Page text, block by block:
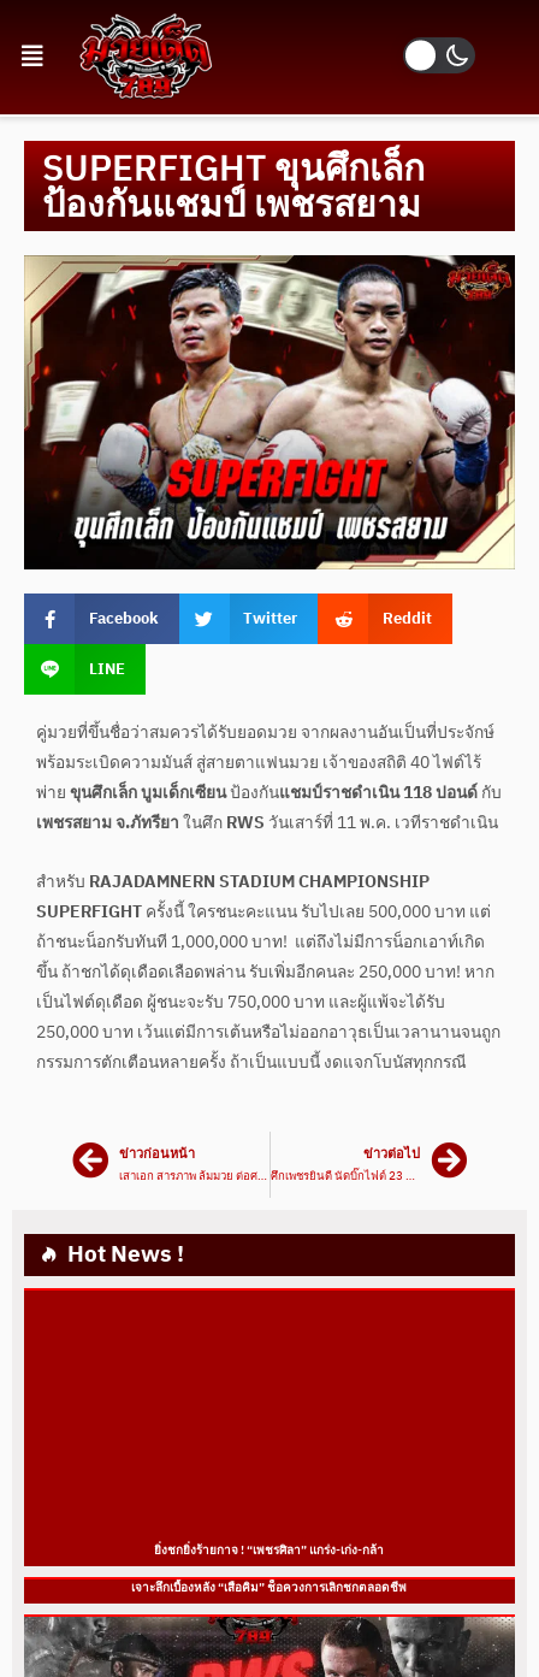
SUPERFIGHT ขุนศึกเล็ก
ป้องกันแชมป์ เพชรสยาม
Facebook Twitter
Reddit
LINE
คู่มวยที่ขึ้นชื่อว่าสมควรได้รับยอดมวย จากผลงานอันเป็นที่ประจักษ์
พร้อมระเบิดความมันส์ สู่สายตาแฟนมวย เจ้าของสถิติ 40 ไฟต์ไร้
พ่ายขุนศึกเล็ก บูมเด็กเซียนป้องกันแชมป์ราชดำเนิน 118 ปอนด์กับ
เพชรสยาม จ.ภัทรียาในศึกRWS วันเสาร์ที่ 11 พ.ค. เวทีราชดำเนิน
สำหรับ RAJADAMNERN STADIUM CHAMPIONSHIP
SUPERFIGHTครั้งนี้ ใครชนะคะแนน รับไปเลย 500,000 บาท แต่
ถ้าชนะน็อกรับทันที 1,000,000 บาท! แต่ถึงไม่มีการน็อกเอาท์เกิด
ขึ้น ถ้าชกได้ดุเดือดเลือดพล่าน รับเพิ่มอีกคนละ 250,000 บาท! หาก
เป็นไฟต์ดุเดือด ผู้ชนะจะรับ 750,000 บาท และผู้แพ้จะได้รับ
250,000 บาท เว้นแต่มีการเต้นหรือไม่ออกอาวุธเป็นเวลานานจนถูก
กรรมการตักเตือนหลายครั้ง ถ้าเป็นแบบนี้ งดแจกโบนัสทุกกรณี
ข่าวก่อนหน้า
เสาเอก สารภาพ ล้มมวย ต่อศาล
ข่าวต่อไป
ศึกเพชรยินดี นัดบิ๊กไฟต์ 23 พ.ค.67 จ่ายค่าตัว100%
Hot News !
ยิ่งชกยิ่งร้ายกาจ ! “เพชรศิลา” แกร่ง-เก่ง-กล้า
เจาะลึกเบื้องหลัง “เสือคิม” ช็อควงการเลิกชกตลอดชีพ